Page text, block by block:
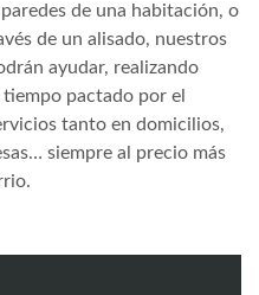
de una habitación, o
de un alisado, nuestros
ayudar, realizando
pactado por el
tanto en domicilios,
siempre al precio más